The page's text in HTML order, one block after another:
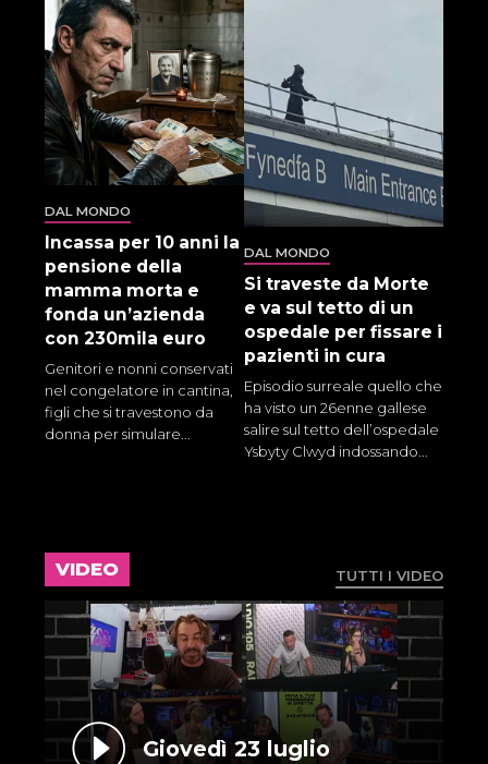
DAL MONDO
Incassa per 10 anni la
pensione della
mamma morta e
fonda un’azienda
con 230mila euro
Genitori e nonni conservati
nel congelatore in cantina,
figli che si travestono da
donna per simulare...
DAL MONDO
Si traveste da Morte
e va sul tetto di un
ospedale per fissare i
pazienti in cura
Episodio surreale quello che
ha visto un 26enne gallese
salire sul tetto dell’ospedale
Ysbyty Clwyd indossando...
VIDEO TUTTI I VIDEO
Giovedì 23 luglio